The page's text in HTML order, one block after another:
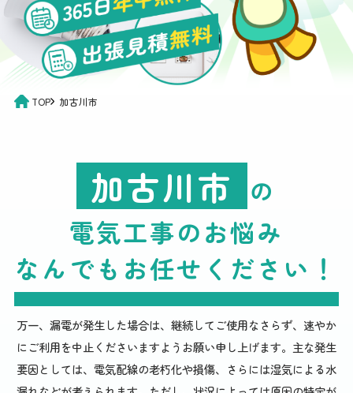
TOP 加古川市
加古川市 の
電気工事のお悩み
なんでもお任せください ！
万一、漏電が発生した場合は、継続してご使用なさらず、速やか
にご利用を中止くださいますようお願い申し上げます。主な発生
要因としては、電気配線の老朽化や損傷、さらには湿気による水